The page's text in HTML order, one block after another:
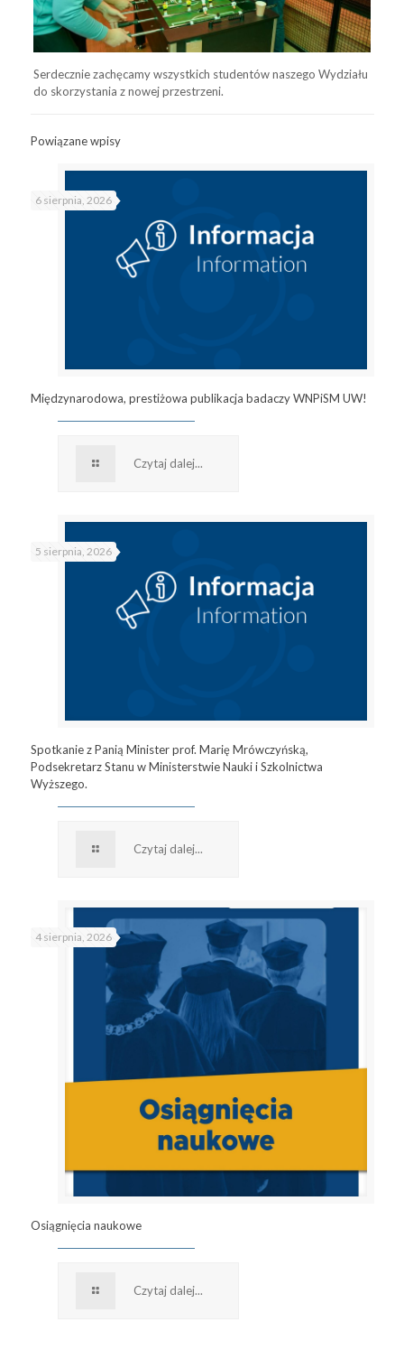
Serdecznie zachęcamy wszystkich studentów naszego Wydziału
do skorzystania z nowej przestrzeni.
Powiązane wpisy
6 sierpnia, 2026
Międzynarodowa, prestiżowa publikacja badaczy WNPiSM UW!
Czytaj dalej...
5 sierpnia, 2026
Spotkanie z Panią Minister prof. Marię Mrówczyńską,
Podsekretarz Stanu w Ministerstwie Nauki i Szkolnictwa
Wyższego.
Czytaj dalej...
4 sierpnia, 2026
Osiągnięcia naukowe
Czytaj dalej...